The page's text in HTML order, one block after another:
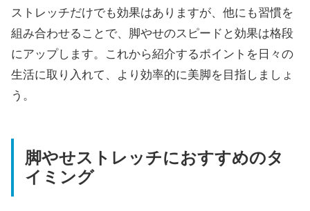
ストレッチだけでも効果はありますが、他にも習慣を
組み合わせることで、脚やせのスピードと効果は格段
にアップします。これから紹介するポイントを日々の
生活に取り入れて、より効率的に美脚を目指しましょ
う。
脚やせストレッチにおすすめのタ
イミング